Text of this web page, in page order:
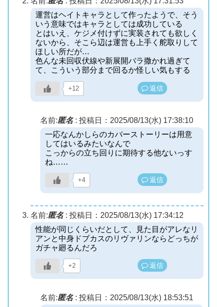
運営はヘイトキャラとして作ったようで、そう
いう意味ではキャラとしては成功している
とはいえ、ケジメ付けずに実装されても欲しく
ないから、そこら辺は運営も上手く舵取りして
ほしい所だが…
色んな未回収伏線や新展開バラ撒かれ過ぎて
て、こういう部分まで回るか怪しい気もする
+12 返信
名前:匿名: 投稿日：2025/08/13(水) 17:38:10
一応なんかしらのカバーストーリーは用意
してはいるみたいなんで
こっからの立ち回りに期待する他ないっす
ね……
+4 返信
名前:匿名: 投稿日：2025/08/13(水) 17:34:12
性能が同じくらいだとして、見た目がアレなリ
アンと中身ドブカスのリヴァリンならどっちが
ガチャ廻るんだろ
+2 返信
名前:匿名: 投稿日：2025/08/13(水) 18:53:51